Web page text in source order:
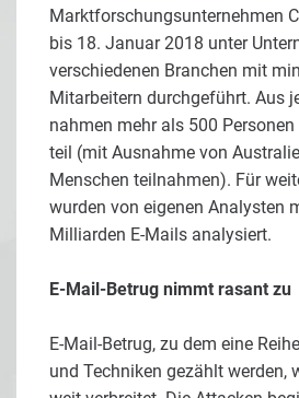
Marktforschungsunternehmen
bis 18. Januar 2018 unter
verschiedenen Branchen mit
Mitarbeitern durchgeführt. Aus
nahmen mehr als 500
teil (mit Ausnahme von
Menschen teilnahmen). Für
wurden von eigenen Analysten
Milliarden E-Mails analysiert.
E-Mail-Betrug nimmt rasant zu
E-Mail-Betrug, zu dem eine
und Techniken gezählt werden,